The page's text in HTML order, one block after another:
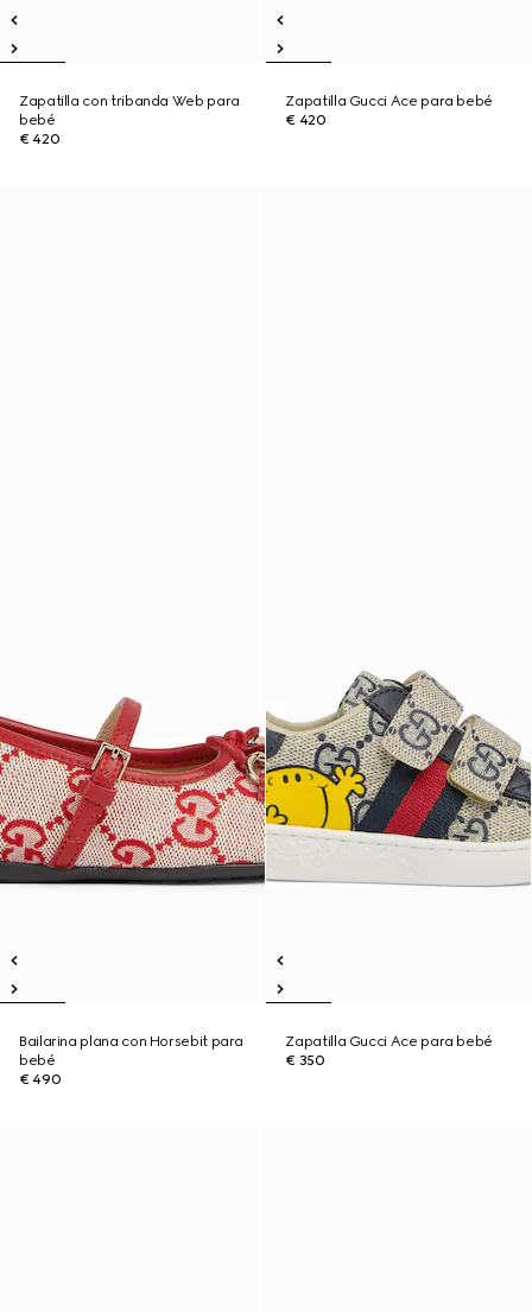
Zapatilla con tribanda Web para
bebé
€ 420
Zapatilla Gucci Ace para bebé
€ 420
Bailarina plana con Horsebit para
bebé
€ 490
Zapatilla Gucci Ace para bebé
€ 350